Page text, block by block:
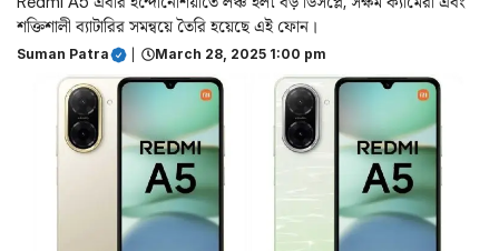
শক্তিশালী ব্যাটারির সমন্বয়ে তৈরি হয়েছে এই ফোন।
Suman Patra March 28, 2025 1:00 pm